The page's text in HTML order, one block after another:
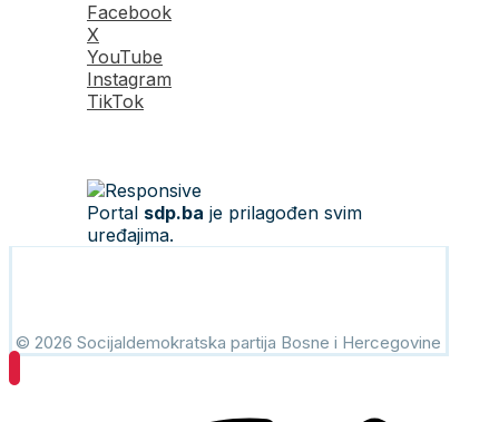
Facebook
X
YouTube
Instagram
TikTok
Portal sdp.ba je prilagođen svim
uređajima.
© 2026 Socijaldemokratska partija Bosne i Hercegovine